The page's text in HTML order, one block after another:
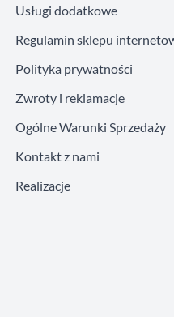
Usługi dodatkowe
Regulamin sklepu
Polityka prywatności
Zwroty i reklamacje
Ogólne Warunki Sprzedaży
Kontakt z nami
Realizacje